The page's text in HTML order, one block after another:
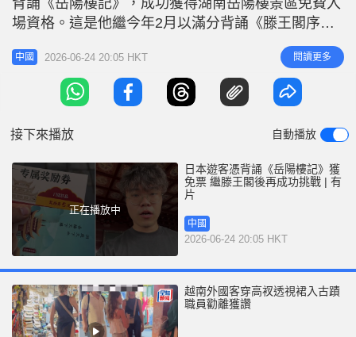
n
背誦《岳陽樓記》，成功獲得湖南岳陽樓景區免費入
場資格。這是他繼今年2月以滿分背誦《滕王閣序》
免費遊覽江西滕王閣後，再次以「背古文」方式挑戰
中國景區的免票活動。他已透露下一個目標是挑戰李
白的《蜀道難》，以獲取四川劍門關景區的免費門
票。 官方驚嘆外國人極罕見 綜合內地媒體報道，內
中國 2026-06-24 20:05 HKT 閱讀更多
接下來播放 自動播放
正在播放中
日本遊客憑背誦《岳陽樓記》獲
免票 繼滕王閣後再成功挑戰 | 有
片
中國
2026-06-24 20:05 HKT
越南外國客穿高衩透視裙入古蹟
職員勸離獲讚